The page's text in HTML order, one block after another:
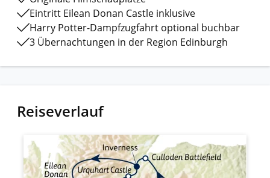
Eintritt Eilean Donan Castle inklusive
Harry Potter-Dampfzugfahrt optional buchbar
3 Übernachtungen in der Region Edinburgh
Reiseverlauf